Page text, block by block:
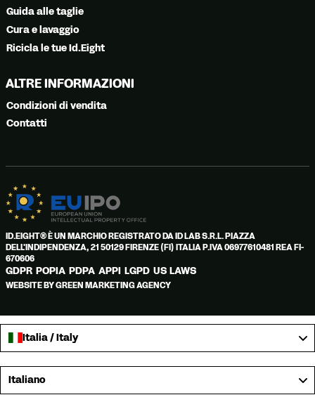
Guida alle taglie
Cura e lavaggio
Ricicla le tue Id.Eight
ALTRE INFORMAZIONI
Condizioni di vendita
Contatti
ID.EIGHT® È UN MARCHIO REGISTRATO DA ID LAB S.R.L. PIAZZA
DELL'INDIPENDENZA, 21 50129 FIRENZE (FI) ITALIA P.IVA 06977610481 REA FI-
670606
GDPR POPIA PDPA APPI LGPD US LAWS
WEBSITE BY GREEN MARKETING AGENCY
Italia / Italy
Language
Italiano